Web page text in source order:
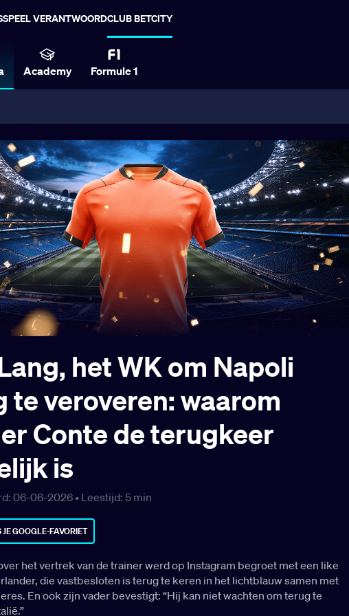
SPEEL VERANTWOORDCLUB BETCITY
Academy Formule 1
het WK om Napoli
te veroveren: waarom
Conte de terugkeer
is
06-06-2026 • Leestijd: 5min
GOOGLE-FAVORIET
het vertrek van de trainer werd op Instagram begroet met een like
die vastbesloten is terug te keren in het lichtblauw samen met
En ook zijn vader bevestigt: “Hij kan niet wachten om terug te